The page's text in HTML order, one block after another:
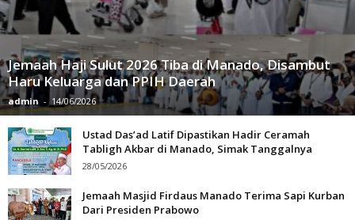
Jemaah Haji Sulut 2026 Tiba di Manado, Disambut
Haru Keluarga dan PPIH Daerah
admin - 14/06/2026
Ustad Das’ad Latif Dipastikan Hadir Ceramah
Tabligh Akbar di Manado, Simak Tanggalnya
28/05/2026
Jemaah Masjid Firdaus Manado Terima Sapi Kurban
Dari Presiden Prabowo